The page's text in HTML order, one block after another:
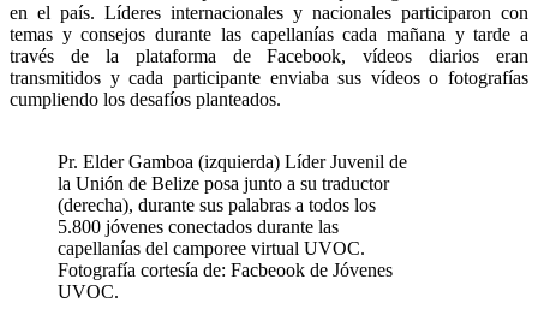
en el país. Líderes internacionales y nacionales participaron con
temas y consejos durante las capellanías cada mañana y tarde a
través de la plataforma de Facebook, vídeos diarios eran
transmitidos y cada participante enviaba sus vídeos o fotografías
cumpliendo los desafíos planteados.
Pr. Elder Gamboa (izquierda) Líder Juvenil de
la Unión de Belize posa junto a su traductor
(derecha), durante sus palabras a todos los
5.800 jóvenes conectados durante las
capellanías del camporee virtual UVOC.
Fotografía cortesía de: Facbeook de Jóvenes
UVOC.